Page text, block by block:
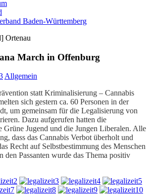
Baden-Württemberg
March in Offenburg
Allgemein
statt Kriminalisierung – Cannabis
sich gestern ca. 60 Personen in der
um gemeinsam für die Legalisierung von
Dazu aufgerufen hatten die
Jugend und die Jungen Liberalen. Alle
dass das Cannabis Verbot überholt und
Recht auf Selbstbestimmung des Menschen
den Passanten wurde das Thema positiv